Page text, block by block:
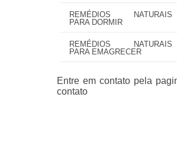
REMÉDIOS NATURAIS
PARA DORMIR
REMÉDIOS NATURAIS
PARA EMAGRECER